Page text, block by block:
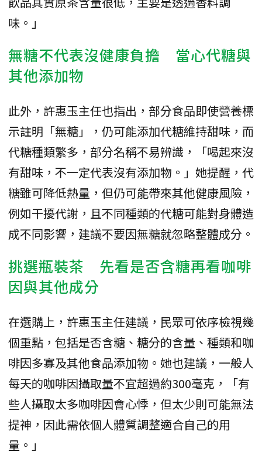
味。」
無糖不代表沒健康負擔 當心代糖與
其他添加物
此外，許惠玉主任也指出，部分食品即使營養標
示註明「無糖」，仍可能添加代糖維持甜味，而
代糖種類繁多，部分名稱不易辨識，「喝起來沒
有甜味，不一定代表沒有添加物。」她提醒，代
糖雖可降低熱量，但仍可能帶來其他健康風險，
例如干擾代謝，且不同種類的代糖可能對身體造
成不同影響，建議不要因無糖就忽略整體成分。
挑選瓶裝茶 先看是否含糖再看咖啡
因與其他成分
在選購上，許惠玉主任建議，民眾可依序檢視幾
個重點，包括是否含糖、糖分的含量、種類和咖
啡因多寡及其他食品添加物。她也建議，一般人
每天的咖啡因攝取量不宜超過約300毫克，「有
些人攝取太多咖啡因會心悸，但太少則可能無法
提神，因此需依個人體質調整適合自己的用
量。」